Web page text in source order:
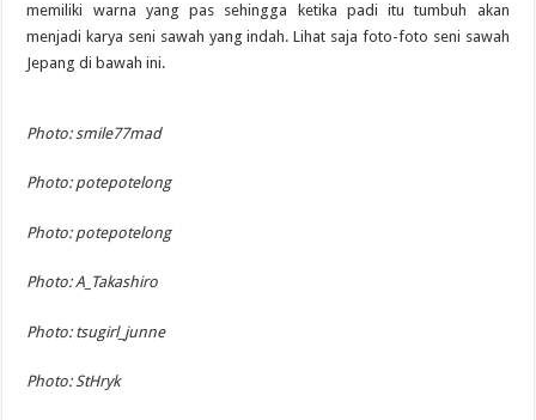
memiliki warna yang pas sehingga ketika padi itu tumbuh akan
menjadi karya seni sawah yang indah. Lihat saja foto-foto seni sawah
Jepang di bawah ini.
Photo: smile77mad
Photo: potepotelong
Photo: potepotelong
Photo: A_Takashiro
Photo: tsugirl_junne
Photo: StHryk